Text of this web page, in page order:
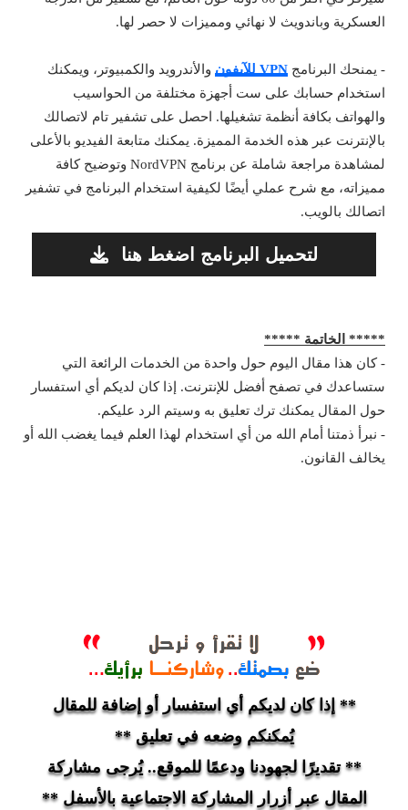
العسكرية وباندويث لا نهائي ومميزات لا حصر لها.
- يمنحك البرنامج VPN للآيفون
والأندرويد والكمبيوتر، ويمكنك
استخدام حسابك على ست أجهزة مختلفة من الحواسيب
والهواتف بكافة أنظمة تشغيلها. احصل على تشفير تام لاتصالك
بالإنترنت عبر هذه الخدمة المميزة. يمكنك متابعة الفيديو بالأعلى
لمشاهدة مراجعة شاملة عن برنامج NordVPN وتوضيح كافة
مميزاته، مع شرح عملي أيضًا لكيفية استخدام البرنامج في تشفير
اتصالك بالويب.
لتحميل البرنامج اضغط هنا
***** الخاتمة *****
- كان هذا مقال اليوم حول واحدة من الخدمات الرائعة التي
ستساعدك في تصفح أفضل للإنترنت. إذا كان لديكم أي استفسار
حول المقال يمكنك ترك تعليق به وسيتم الرد عليكم.
- نبرأ ذمتنا أمام الله من أي استخدام لهذا العلم فيما يغضب الله أو
يخالف القانون.
** إذا كان لديكم أي استفسار أو إضافة للمقال
يُمكنكم وضعه في تعليق **
** تقديرًا لجهودنا ودعمًا للموقع.. يُرجى مشاركة
المقال عبر أزرار المشاركة الاجتماعية بالأسفل **